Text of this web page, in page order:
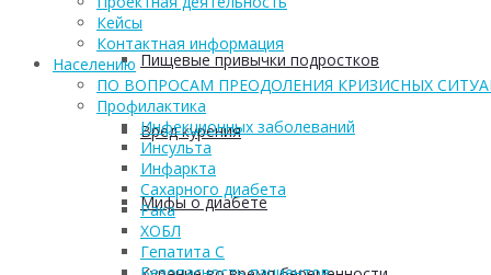
Пищевые привычки подростков
Вред курения
Мифы о диабете
Кейсы
Контактная информация
Населению
ПО ВОПРОСАМ ПРЕОДОЛЕНИЯ КРИЗИСНЫХ
Профилактика
Инфекционных заболеваний
Инсульта
Инфаркта
Сахарного диабета
Рака
ХОБЛ
Гепатита С